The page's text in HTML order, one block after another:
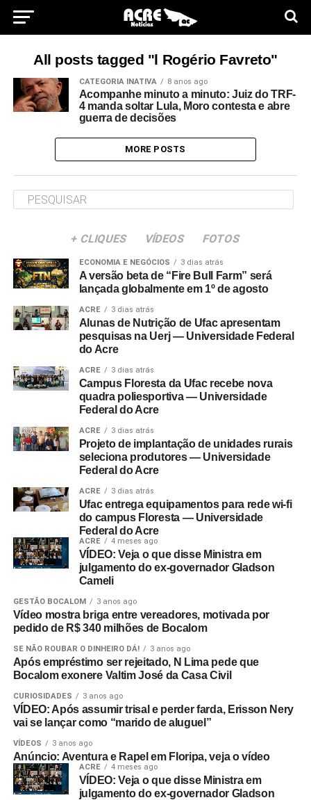
All posts tagged "l Rogério Favreto"
CATEGORIA INATIVA 8 anos ago
Acompanhe minuto a minuto: Juiz do TRF-
4 manda soltar Lula, Moro contesta e abre
guerra de decisões
MORE POSTS
+ CLIQUES VÍDEOS FOTOS
ECONOMIA E NEGÓCIOS 3 dias atrás
A versão beta de “Fire Bull Farm” será
lançada globalmente em 1º de agosto
ACRE 3 dias atrás
Alunas de Nutrição de Ufac apresentam
pesquisas na Uerj — Universidade Federal
do Acre
ACRE 3 dias atrás
Campus Floresta da Ufac recebe nova
quadra poliesportiva — Universidade
Federal do Acre
ACRE 3 dias atrás
Projeto de implantação de unidades rurais
seleciona produtores — Universidade
Federal do Acre
ACRE 3 dias atrás
Ufac entrega equipamentos para rede wi-fi
do campus Floresta — Universidade
Federal do Acre
ACRE 4 meses ago
VÍDEO: Veja o que disse Ministra em
julgamento do ex-governador Gladson
Cameli
GESTÃO BOCALOM 3 anos ago
Vídeo mostra briga entre vereadores, motivada por
pedido de R$ 340 milhões de Bocalom
SE NÃO ROUBAR O DINHEIRO DÁ! 3 anos ago
Após empréstimo ser rejeitado, N Lima pede que
Bocalom exonere Valtim José da Casa Civil
CURIOSIDADES 3 anos ago
VÍDEO: Após assumir trisal e perder farda, Erisson Nery
vai se lançar como “marido de aluguel”
VÍDEOS 3 anos ago
Anúncio: Aventura e Rapel em Floripa, veja o vídeo
ACRE 4 meses ago
VÍDEO: Veja o que disse Ministra em
julgamento do ex-governador Gladson